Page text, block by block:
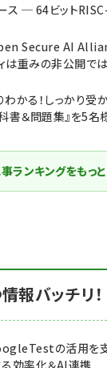
ス ─ 64ビット
Secure AI
は重みの非公開で
かる！しっかり受
＆問題集』を5名
ランキングをもっ
報バッチリ！
の活用を
効率化＆AI連携